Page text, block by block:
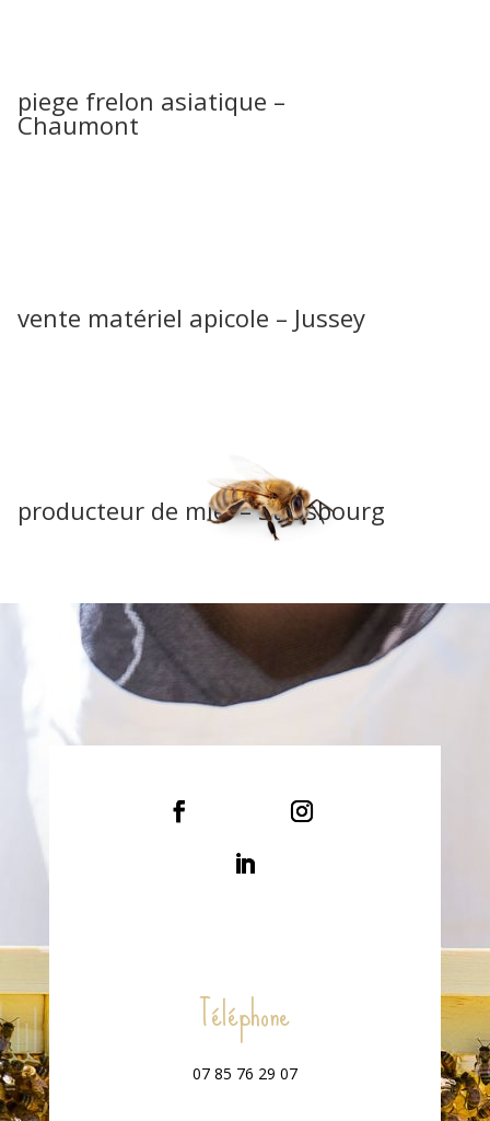
piege frelon asiatique –
Chaumont
vente matériel apicole – Jussey
producteur de miel – Strasbourg
Téléphone
07 85 76 29 07